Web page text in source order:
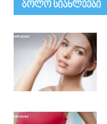
ᲑᲝᲚᲝ ᲡᲘᲐᲮᲚᲔᲔᲑᲘ